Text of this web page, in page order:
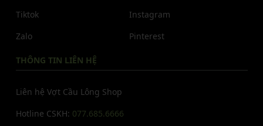
Tiktok
Zalo
Instagram
Pinterest
THÔNG TIN LIÊN HỆ
Liên hệ Vợt Cầu Lông Shop
Hotline CSKH: 077.685.6666